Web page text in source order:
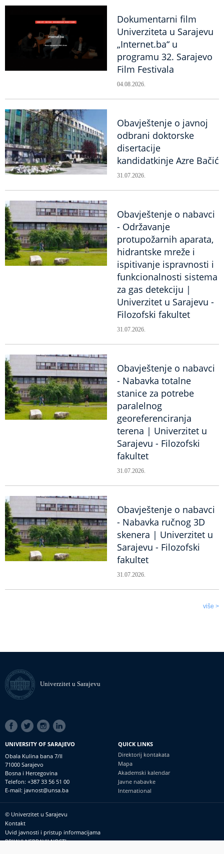
Dokumentarni film
Univerziteta u Sarajevu
„Internet.ba“ u
programu 32. Sarajevo
Film Festivala
04.08.2026.
Obavještenje o javnoj
odbrani doktorske
disertacije
kandidatkinje Azre Bačić
31.07.2026.
Obavještenje o nabavci
- Održavanje
protupožarnih aparata,
hidrantske mreže i
ispitivanje ispravnosti i
funkcionalnosti sistema
za gas detekciju |
Univerzitet u Sarajevu -
Filozofski fakultet
31.07.2026.
Obavještenje o nabavci
- Nabavka totalne
stanice za potrebe
paralelnog
georeferenciranja
terena | Univerzitet u
Sarajevu - Filozofski
fakultet
31.07.2026.
Obavještenje o nabavci
- Nabavka ručnog 3D
skenera | Univerzitet u
Sarajevu - Filozofski
fakultet
31.07.2026.
više >
Univerzitet u Sarajevu
SOCIAL
LINKS
UNIVERSITY OF SARAJEVO
Obala Kulina bana 7/II
71000 Sarajevo
Bosna i Hercegovina
Telefon: +387 33 56 51 00
E-mail: javnost@unsa.ba
QUICK LINKS
Direktorij kontakata
Mapa
Akademski kalendar
Javne nabavke
International
Footer
meni
© Univerzitet u Sarajevu
Kontakt
Uvid javnosti i pristup informacijama
PRIJAVI NEPRAVILNOSTI